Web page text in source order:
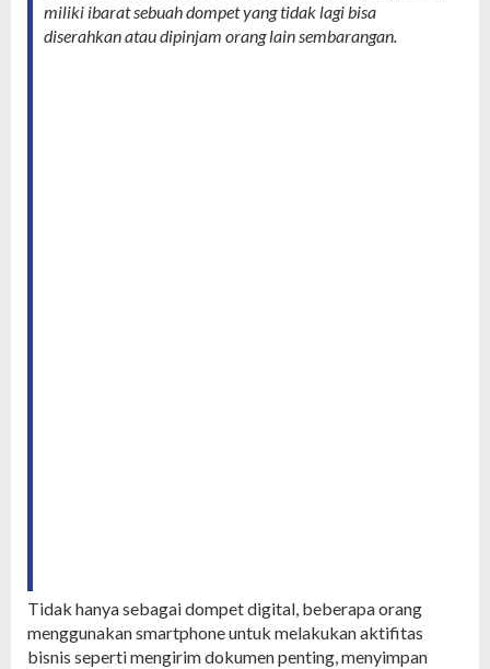
miliki ibarat sebuah dompet yang tidak lagi bisa
diserahkan atau dipinjam orang lain sembarangan.
Tidak hanya sebagai dompet digital, beberapa orang
menggunakan smartphone untuk melakukan aktifitas
bisnis seperti mengirim dokumen penting, menyimpan